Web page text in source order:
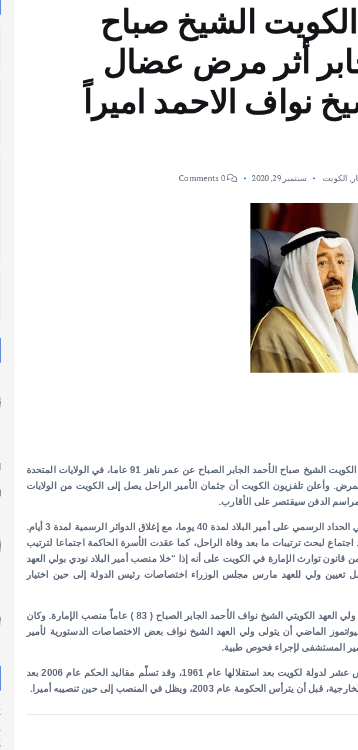
الشيخ صباح
أثر مرض عضال
نواف الاحمد اميراً
, الكويت سبتمبر 29, 2020 0 Comments
أعلن في الكويت عن وفاة أمير الكويت الشيخ صباح الأحمد الجابر الصباح عن عمر ناهز 91 عاما، في الولايات المتحدة
وأعلن تلفزيون الكويت أن جثمان الأمير الراحل يصل إلى الكويت من الولايات
الدفن سيقتصر على الأقارب.
البلاد لمدة 40 يوما، مع إغلاق الدوائر الرسمية لمدة 3 أيام.
لبحث ترتيبات ما بعد وفاة الراحل، كما عقدت الأسرة الحاكمة اجتماعا لترتيب
قانون توارث الإمارة في الكويت على أنه إذا “خلا منصب أمير البلاد نودي بولي العهد
تعيين ولي للعهد مارس مجلس الوزراء اختصاصات رئيس الدولة إلى حين اختيار
وبمقتضى المادة المذكورة، يتولى ولي العهد الكويتي الشيخ نواف الأحمد الجابر الصباح ( 83 ) عاماً منصب الإمارة. وكان
الراحل قد قرر في 18 يوليو/تموز الماضي أن يتولى ولي العهد الشيخ نواف بعض الاختصاصات الدستورية لأمير
المستشفى لإجراء فحوص طبية.
والأمير الراحل هو الحاكم الخامس عشر لدولة لكويت بعد استقلالها عام 1961، وقد تسلّم مقاليد الحكم عام 2006 بعد